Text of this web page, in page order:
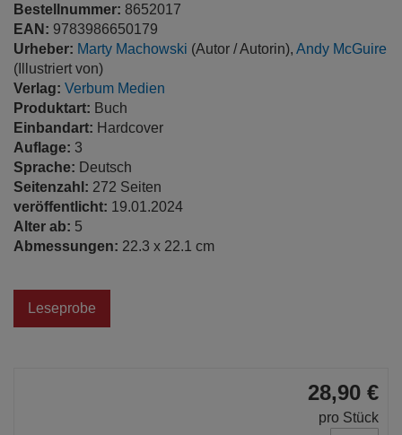
Bestellnummer: 8652017
EAN: 9783986650179
Urheber: Marty Machowski (Autor / Autorin), Andy McGuire
(Illustriert von)
Verlag: Verbum Medien
Produktart: Buch
Einbandart: Hardcover
Auflage: 3
Sprache: Deutsch
Seitenzahl: 272 Seiten
veröffentlicht: 19.01.2024
Alter ab: 5
Abmessungen: 22.3 x 22.1 cm
Leseprobe
28,90 €
pro Stück